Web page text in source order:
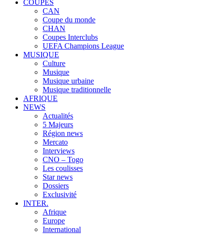
COUPES
CAN
Coupe du monde
CHAN
Coupes Interclubs
UEFA Champions League
MUSIQUE
Culture
Musique
Musique urbaine
Musique traditionnelle
AFRIQUE
NEWS
Actualités
5 Majeurs
Région news
Mercato
Interviews
CNO – Togo
Les coulisses
Star news
Dossiers
Exclusivité
INTER.
Afrique
Europe
International